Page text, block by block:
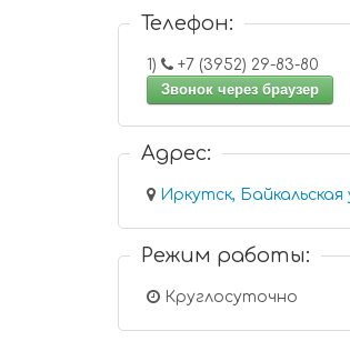
Телефон:
1)
+7 (3952) 29-83-80
Звонок через браузер
Адрес:
Иркутск,
Режим работы:
Круглосуточно